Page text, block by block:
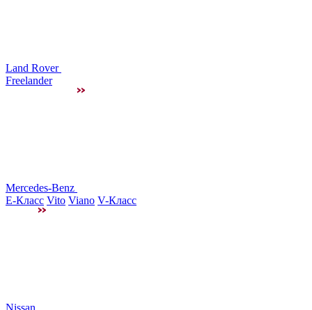
Land Rover
Freelander
Mercedes-Benz
E-Класс Vito Viano V-Класс
Nissan